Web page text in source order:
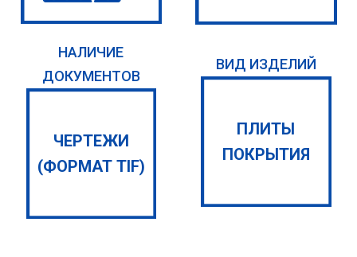
НАЛИЧИЕ
ДОКУМЕНТОВ
ЧЕРТЕЖИ
(ФОРМАТ TIF)
ВИД ИЗДЕЛИЙ
ПЛИТЫ
ПОКРЫТИЯ